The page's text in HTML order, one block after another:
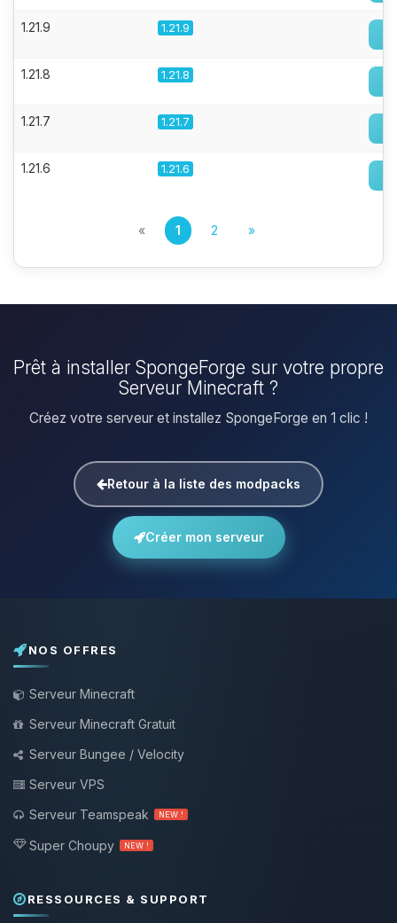
1.21.9 1.21.9
1.21.8 1.21.8
1.21.7 1.21.7
1.21.6 1.21.6
« 1 2 »
Prêt à installer SpongeForge sur votre propre
Serveur Minecraft ?
Créez votre serveur et installez SpongeForge en 1 clic !
Retour à la liste des modpacks
Créer mon serveur
NOS OFFRES
Serveur Minecraft
Serveur Minecraft Gratuit
Serveur Bungee / Velocity
Serveur VPS
Serveur Teamspeak
NEW !
Super Choupy NEW !
RESSOURCES & SUPPORT